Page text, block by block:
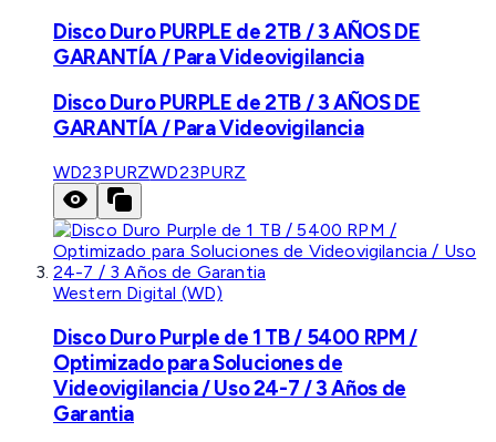
Disco Duro PURPLE de 2TB / 3 AÑOS DE
GARANTÍA / Para Videovigilancia
Disco Duro PURPLE de 2TB / 3 AÑOS DE
GARANTÍA / Para Videovigilancia
WD23PURZWD23PURZ
Western Digital (WD)
Disco Duro Purple de 1 TB / 5400 RPM /
Optimizado para Soluciones de
Videovigilancia / Uso 24-7 / 3 Años de
Garantia